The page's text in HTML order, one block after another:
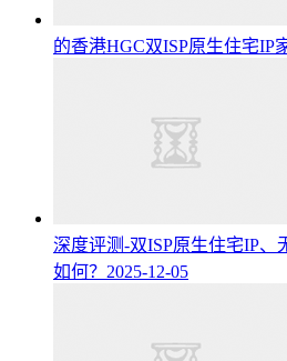
的香港HGC双ISP原生住宅IP
深度评测-双ISP原生住宅IP、
如何？ 2025-12-05